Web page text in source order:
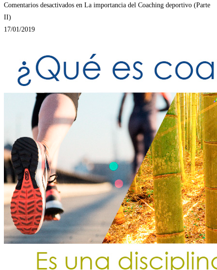
Comentarios desactivados en La importancia del Coaching deportivo (Parte
II)
17/01/2019